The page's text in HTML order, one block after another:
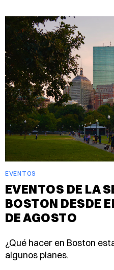
EVENTOS
EVENTOS DE LA
BOSTON DESDE
DE AGOSTO
¿Qué hacer en Boston
algunos planes.